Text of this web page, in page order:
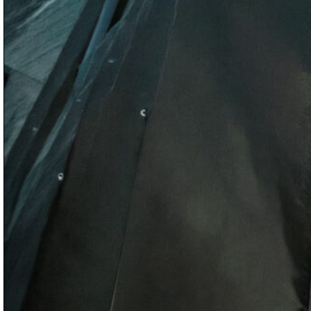
04.07. THOMAS VERSACE und SOUKEY
18.07. ESTER POLY und TRASH MANTRA
25.07. FULU MIZIKI (Kinshasa)
01.08. CAPSLOCK SUPERSTAR und GUNS FOR
08.08. VERVEINE und LORD KESSELI
15.08. BIANDAPID und ACID AMAZONIANS
22.08. HARVEY RUSHMORE & THE OCTOPUS
29.08. DANS DANS (Antwerpen/Brüssel) und BELIA
TICKETPREISE pro Abend
Vorverkauf via www.petzi.ch
10.- // Ermässigt – weil Du gerade brutal abgebrannt